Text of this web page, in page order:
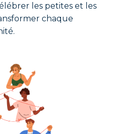
les petites et les
chaque